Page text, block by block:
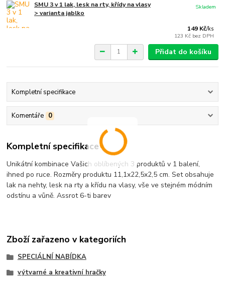
SMU 3 v 1 lak, lesk na rty, křídy na vlasy
> varianta jablko
149 Kč/ks
123 Kč bez DPH
Skladem
Přidat do košíku
Kompletní specifikace
Komentáře 0
Kompletní specifikace
Unikátní kombinace Vašich oblíbených 3 produktů v 1 balení,
ihned po ruce. Rozměry produktu 11,1x22,5x2,5 cm. Set obsahuje
lak na nehty, lesk na rty a křídu na vlasy, vše ve stejném módním
odstínu a vůně. Assrot 6-ti barev
Zboží zařazeno v kategoriích
SPECIÁLNÍ NABÍDKA
výtvarné a kreativní hračky